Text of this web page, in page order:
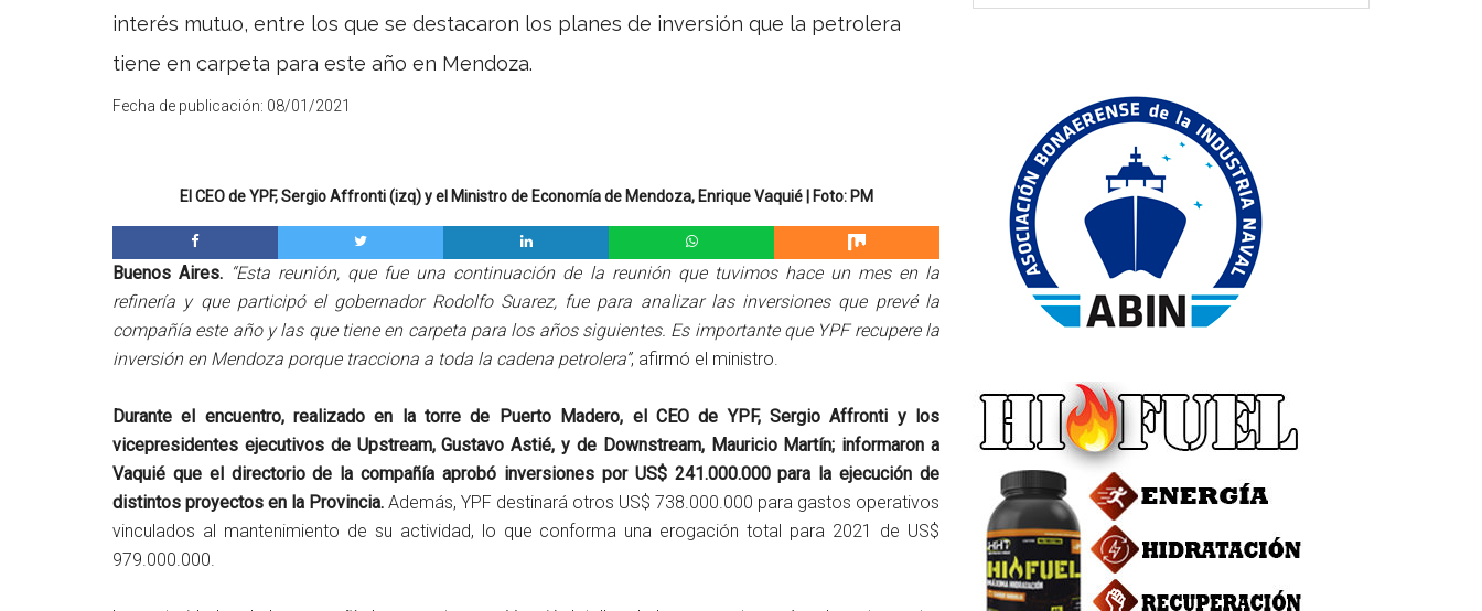
interés mutuo, entre los que se destacaron los planes de inversión que la petrolera
tiene en carpeta para este año en Mendoza.
Fecha de publicación: 08/01/2021
El CEO de YPF, Sergio Affronti (izq) y el Ministro de Economía de Mendoza, Enrique Vaquié | Foto: PM
Buenos Aires. “Esta reunión, que fue una continuación de la reunión que tuvimos hace un mes en la
refinería y que participó el gobernador Rodolfo Suarez, fue para analizar las inversiones que prevé la
compañía este año y las que tiene en carpeta para los años siguientes. Es importante que YPF recupere la
inversión en Mendoza porque tracciona a toda la cadena petrolera”, afirmó el ministro.
Durante el encuentro, realizado en la torre de Puerto Madero, el CEO de YPF, Sergio Affronti y los
vicepresidentes ejecutivos de Upstream, Gustavo Astié, y de Downstream, Mauricio Martín; informaron a
Vaquié que el directorio de la compañía aprobó inversiones por US$ 241.000.000 para la ejecución de
distintos proyectos en la Provincia. Además, YPF destinará otros US$ 738.000.000 para gastos operativos
vinculados al mantenimiento de su actividad, lo que conforma una erogación total para 2021 de US$
979.000.000.